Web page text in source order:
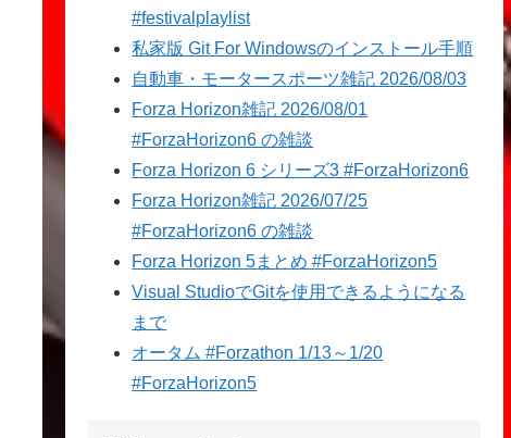
#festivalplaylist
私家版 Git For Windowsのインストール手順
自動車・モータースポーツ雑記 2026/08/03
Forza Horizon雑記 2026/08/01
#ForzaHorizon6 の雑談
Forza Horizon 6 シリーズ3 #ForzaHorizon6
Forza Horizon雑記 2026/07/25
#ForzaHorizon6 の雑談
Forza Horizon 5まとめ #ForzaHorizon5
Visual StudioでGitを使用できるようになる
まで
オータム #Forzathon 1/13～1/20
#ForzaHorizon5